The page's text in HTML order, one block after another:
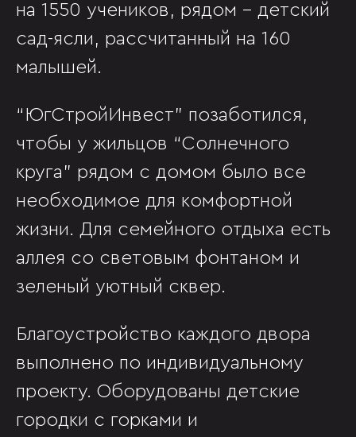
на 1550 учеников, рядом - детский
сад-ясли, рассчитанный на 160
малышей.
“ЮгСтройИнвест” позаботился,
чтобы у жильцов “Солнечного
круга” рядом с домом было все
необходимое для комфортной
жизни. Для семейного отдыха есть
аллея со световым фонтаном и
зеленый уютный сквер.
Благоустройство каждого двора
выполнено по индивидуальному
проекту. Оборудованы детские
городки с горками и